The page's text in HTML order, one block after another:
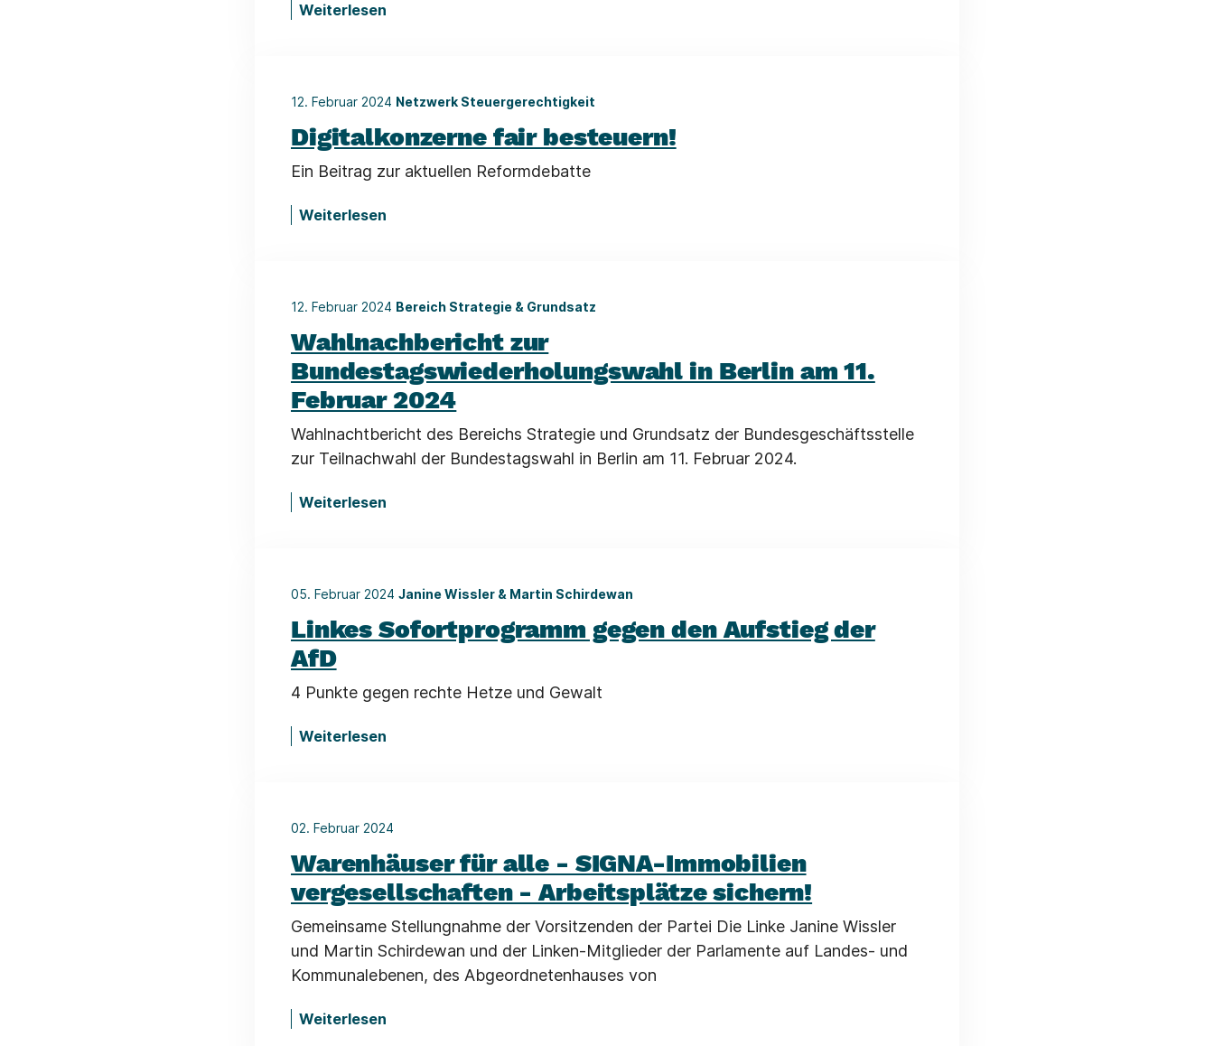
Weiterlesen
12. Februar 2024 Netzwerk Steuergerechtigkeit
Digitalkonzerne fair besteuern!
Ein Beitrag zur aktuellen Reformdebatte
Weiterlesen
12. Februar 2024 Bereich Strategie & Grundsatz
Wahlnachbericht zur
Bundestagswiederholungswahl in Berlin am 11.
Februar 2024
Wahlnachtbericht des Bereichs Strategie und Grundsatz der Bundesgeschäftsstelle
zur Teilnachwahl der Bundestagswahl in Berlin am 11. Februar 2024.
Weiterlesen
05. Februar 2024 Janine Wissler & Martin Schirdewan
Linkes Sofortprogramm gegen den Aufstieg der
AfD
4 Punkte gegen rechte Hetze und Gewalt
Weiterlesen
02. Februar 2024
Warenhäuser für alle - SIGNA-Immobilien
vergesellschaften - Arbeitsplätze sichern!
Gemeinsame Stellungnahme der Vorsitzenden der Partei Die Linke Janine Wissler
und Martin Schirdewan und der Linken-Mitglieder der Parlamente auf Landes- und
Kommunalebenen, des Abgeordnetenhauses von
Weiterlesen